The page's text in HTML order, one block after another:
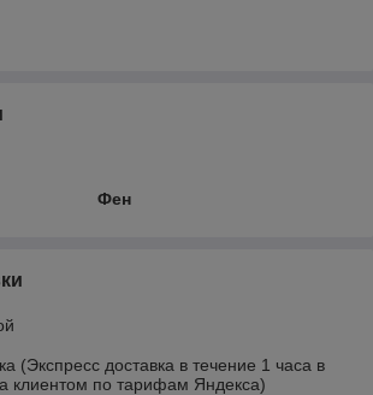
Фен
(Экспресс доставка в течение 1 часа в
клиентом по тарифам Яндекса)